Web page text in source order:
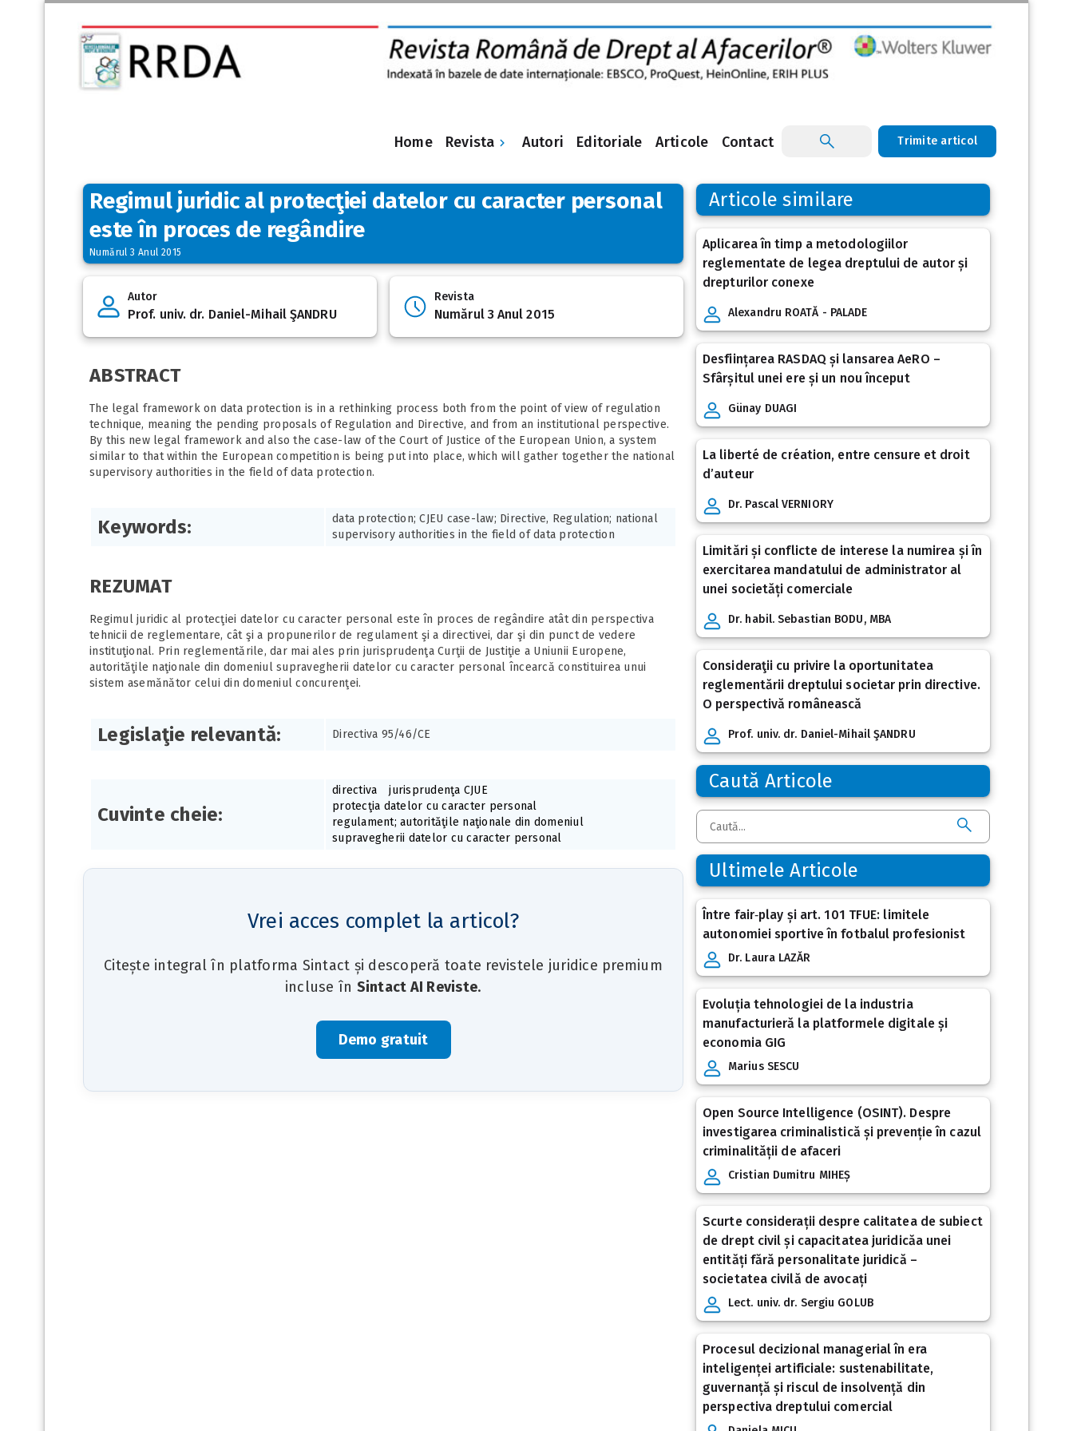
Home Revista Autori Editoriale Articole Contact Trimite articol
Regimul juridic al protecţiei datelor cu caracter personal
este în proces de regândire
Numărul 3 Anul 2015
Autor
Prof. univ. dr. Daniel-Mihail ŞANDRU
Revista
Numărul 3 Anul 2015
ABSTRACT
The legal framework on data protection is in a rethinking process both from the point of view of regulation
technique, meaning the pending proposals of Regulation and Directive, and from an institutional perspective.
By this new legal framework and also the case-law of the Court of Justice of the European Union, a system
similar to that within the European competition is being put into place, which will gather together the national
supervisory authorities in the field of data protection.
Keywords:
data protection; CJEU case-law; Directive, Regulation; national
supervisory authorities in the field of data protection
REZUMAT
Regimul juridic al protecţiei datelor cu caracter personal este în proces de regândire atât din perspectiva
tehnicii de reglementare, cât şi a propunerilor de regulament şi a directivei, dar şi din punct de vedere
instituţional. Prin reglementările, dar mai ales prin jurisprudenţa Curţii de Justiţie a Uniunii Europene,
autorităţile naţionale din domeniul supravegherii datelor cu caracter personal încearcă constituirea unui
sistem asemănător celui din domeniul concurenţei.
Legislaţie relevantă: Directiva 95/46/CE
Cuvinte cheie:
directiva
jurisprudenţa CJUE
protecţia datelor cu caracter personal
regulament; autorităţile naţionale din domeniul
supravegherii datelor cu caracter personal
Vrei acces complet la articol?
Citește integral în platforma Sintact și descoperă toate revistele juridice premium
incluse în Sintact AI Reviste.
Demo gratuit
Articole similare
Aplicarea în timp a metodologiilor
reglementate de legea dreptului de autor și
drepturilor conexe
Alexandru ROATĂ - PALADE
Desființarea RASDAQ și lansarea AeRO –
Sfârșitul unei ere și un nou început
Günay DUAGI
La liberté de création, entre censure et droit
d’auteur
Dr. Pascal VERNIORY
Limitări și conflicte de interese la numirea și în
exercitarea mandatului de administrator al
unei societăți comerciale
Dr. habil. Sebastian BODU, MBA
Consideraţii cu privire la oportunitatea
reglementării dreptului societar prin directive.
O perspectivă românească
Prof. univ. dr. Daniel-Mihail ŞANDRU
Caută Articole
Ultimele Articole
Între fair‑play și art. 101 TFUE: limitele
autonomiei sportive în fotbalul profesionist
Dr. Laura LAZĂR
Evoluția tehnologiei de la industria
manufacturieră la platformele digitale și
economia GIG
Marius SESCU
Open Source Intelligence (OSINT). Despre
investigarea criminalistică și prevenție în cazul
criminalității de afaceri
Cristian Dumitru MIHEȘ
Scurte considerații despre calitatea de subiect
de drept civil și capacitatea juridicăa unei
entități fără personalitate juridică –
societatea civilă de avocați
Lect. univ. dr. Sergiu GOLUB
Procesul decizional managerial în era
inteligenței artificiale: sustenabilitate,
guvernanță și riscul de insolvență din
perspectiva dreptului comercial